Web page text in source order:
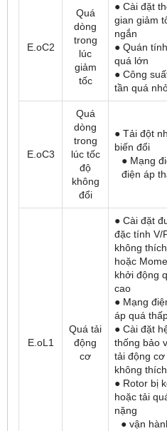
E.oC2
Quá
dòng
trong
lúc
giảm
tốc
● Cài đặt
gian giảm
ngắn
● Quán
quá lớn
● Công
tần quá
E.oC3
Quá
dòng
trong
lúc tốc
độ
không
đổi
● Tải đột
biến đổi
● Mạng
điện áp
E.oL1
Quá tải
động
cơ
● Cài đặt
đặc tính V/
không
hoặc
khởi động
cao
● Mạng
áp quá
● Cài đặt
thống bảo
tải động cơ
không
● Rotor bị
hoặc tải
nặng
● vận